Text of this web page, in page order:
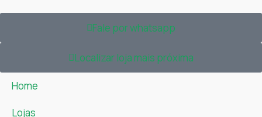
Fale por whatsapp
Localizar loja mais próxima
Home
Lojas